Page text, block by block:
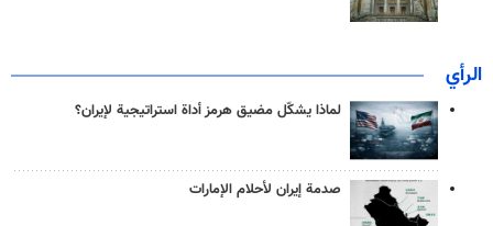
الرأي
لماذا يشكّل مضيق هرمز أداة استراتيجية لإيران؟
صدمة إيران لأحلام الإمارات